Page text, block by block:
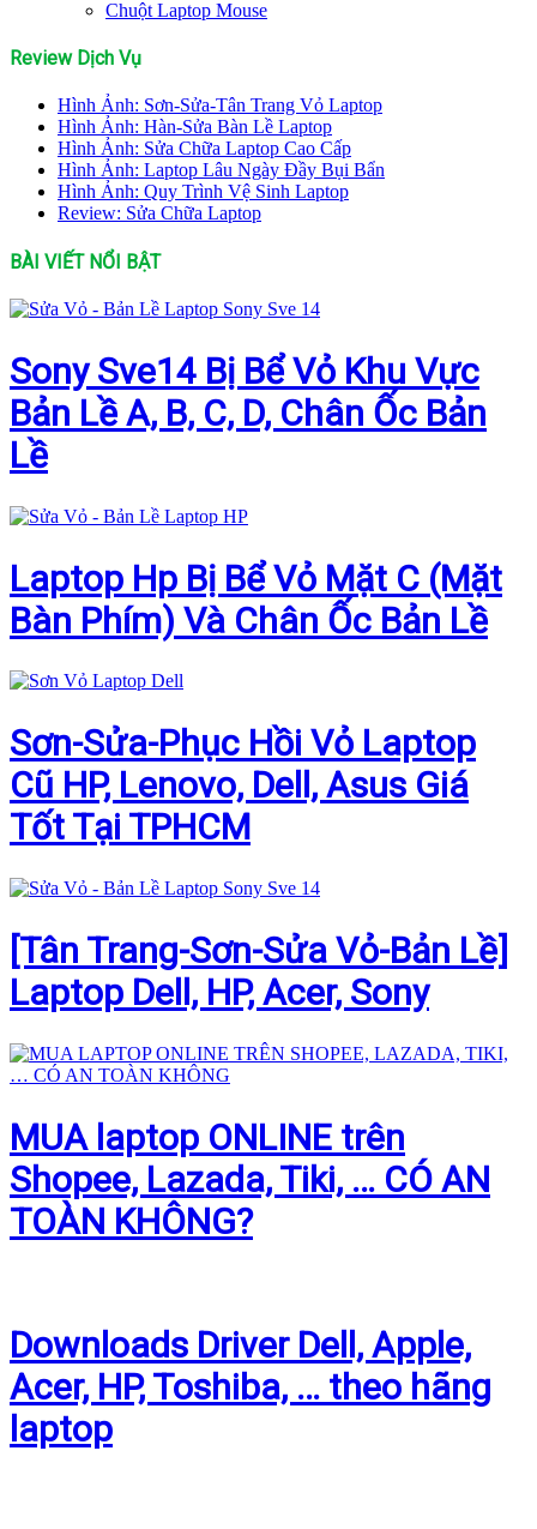
Chuột Laptop Mouse
Review Dịch Vụ
Hình Ảnh: Sơn-Sửa-Tân Trang Vỏ Laptop
Hình Ảnh: Hàn-Sửa Bàn Lề Laptop
Hình Ảnh: Sửa Chữa Laptop Cao Cấp
Hình Ảnh: Laptop Lâu Ngày Đầy Bụi Bẩn
Hình Ảnh: Quy Trình Vệ Sinh Laptop
Review: Sửa Chữa Laptop
BÀI VIẾT NỔI BẬT
Sony Sve14 Bị Bể Vỏ Khu Vực
Bản Lề A, B, C, D, Chân Ốc Bản
Lề
Laptop Hp Bị Bể Vỏ Mặt C (Mặt
Bàn Phím) Và Chân Ốc Bản Lề
Sơn-Sửa-Phục Hồi Vỏ Laptop
Cũ HP, Lenovo, Dell, Asus Giá
Tốt Tại TPHCM
[Tân Trang-Sơn-Sửa Vỏ-Bản Lề]
Laptop Dell, HP, Acer, Sony
MUA laptop ONLINE trên
Shopee, Lazada, Tiki, … CÓ AN
TOÀN KHÔNG?
Downloads Driver Dell, Apple,
Acer, HP, Toshiba, … theo hãng
laptop